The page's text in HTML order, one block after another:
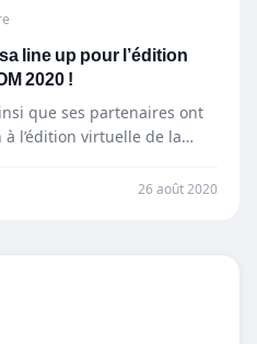
line up pour l’édition
2020 !
que ses partenaires ont
l’édition virtuelle de la
26 août 2020